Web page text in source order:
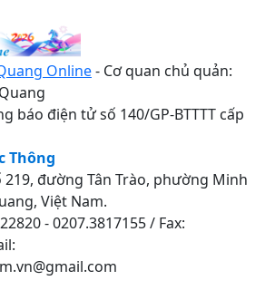
Online- Cơ quan chủ quản:
báo điện tử số 140/GP-BTTTT cấp
Thông
219, đường Tân Trào, phường Minh
Việt Nam.
- 0207.3817155 / Fax: